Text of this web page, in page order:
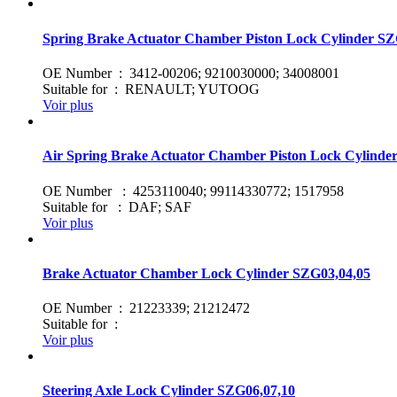
Spring Brake Actuator Chamber Piston Lock Cylinder
OE Number : 3412-00206; 9210030000; 34008001
Suitable for : RENAULT; YUTOOG
Voir plus
Air Spring Brake Actuator Chamber Piston Lock
OE Number : 4253110040; 99114330772; 1517958
Suitable for : DAF; SAF
Voir plus
Brake Actuator Chamber Lock Cylinder SZG03,04,05
OE Number : 21223339; 21212472
Suitable for :
Voir plus
Steering Axle Lock Cylinder SZG06,07,10